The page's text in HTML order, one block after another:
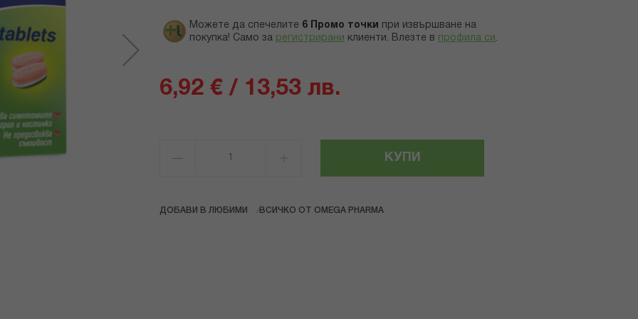
Можете да спечелите 6 Промо точки
при извършване на
покупка! Само за регистрирани клиенти. Влезте в профила си .
6,92 € / 13,53 лв.
КУПИ
ДОБАВИ В ЛЮБИМИ ВСИЧКО ОТ OMEGA PHARMA